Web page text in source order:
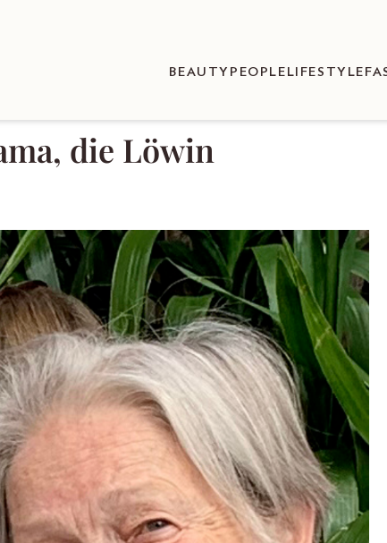
BEAUTY PEOPLE LIFESTYLE
die Löwin